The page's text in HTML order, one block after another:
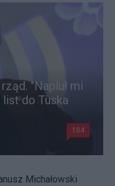
"Napluł mi
do Tuska
104
Michałowski